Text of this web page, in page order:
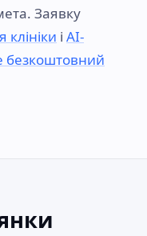
Заявку
клініки і AI-
безкоштовний